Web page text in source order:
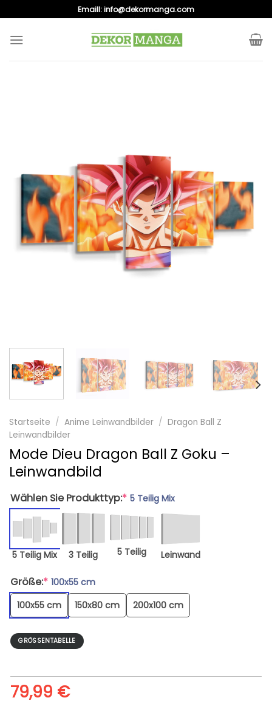
to
content
Emaill:info@dekormanga.com
Startseite / Anime Leinwandbilder / Dragon Ball Z
Leinwandbilder
Mode Dieu Dragon Ball Z Goku –
Leinwandbild
Wählen Sie Produkttyp:* 5 Teilig Mix
5 Teilig Mix 3 Teilig 5 Teilig Leinwand
Größe:* 100x55 cm
100x55 cm
150x80 cm 200x100 cm
GRÖSSENTABELLE
79,99 €